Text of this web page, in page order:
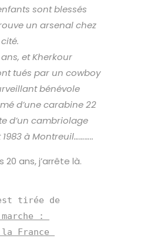
sont blessés
un arsenal chez
et Kherkour
tués par un cowboy
bénévole
d’une carabine 22
d’un cambriolage
à Montreuil………..
20 ans, j’arrête là.
tirée de
:
France